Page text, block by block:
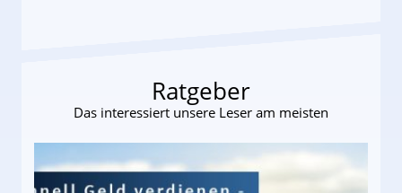
Ratgeber
Das interessiert unsere Leser am meisten